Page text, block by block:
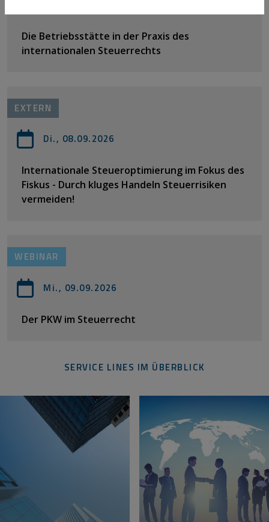
Die Betriebsstätte in der Praxis des
internationalen Steuerrechts
EXTERN
Di., 08.09.2026
Internationale Steueroptimierung im Fokus des
Fiskus - Durch kluges Handeln Steuerrisiken
vermeiden!
WEBINAR
Mi., 09.09.2026
Der PKW im Steuerrecht
SERVICE LINES IM ÜBERBLICK